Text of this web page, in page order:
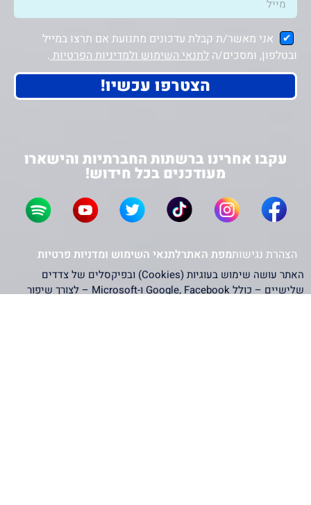
אני מאשר/ת קבלת עדכונים מתנועת אם תרצו במייל
ובטלפון, ומסכים/ה לתנאי השימוש ולמדיניות הפרטיות .
הצטרפו עכשיו!
עקבו אחרינו ברשתות החברתיות והישארו
מעודכנים בכל חידוש!
הצהרת נגישותמפת האתרלתנאי השימוש ומדניות פרטיות
האתר עושה שימוש בעוגיות (Cookies) ובפיקסלים של צדדים
שלישיים – כולל Google, Facebook ו-Microsoft – לצורך שיפור